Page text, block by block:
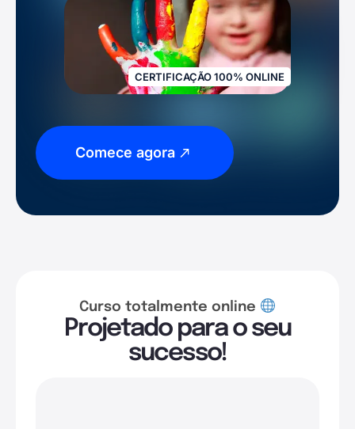
CERTIFICAÇÃO 100% ONLINE
Comece agora
Curso totalmente online
Projetado para o seu
sucesso!